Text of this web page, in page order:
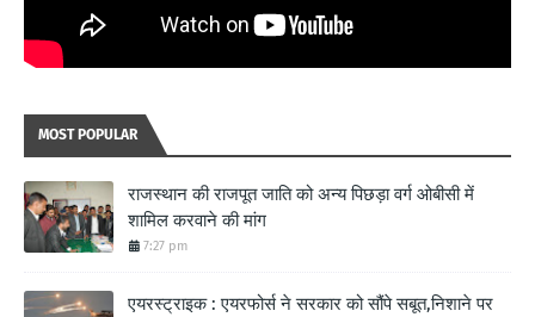
MOST POPULAR
राजस्थान की राजपूत जाति को अन्य पिछड़ा वर्ग ओबीसी में
शामिल करवाने की मांग
7:27 pm
एयरस्ट्राइक : एयरफोर्स ने सरकार को सौंपे सबूत,निशाने पर